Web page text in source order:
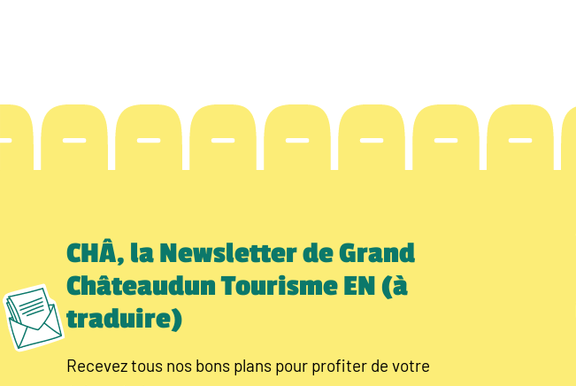
CHÂ, la Newsletter de Grand
Châteaudun Tourisme EN (à
traduire)
Recevez tous nos bons plans pour profiter de votre